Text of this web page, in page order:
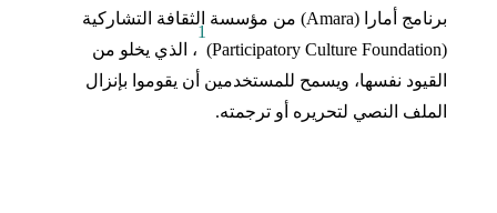
برنامج أمارا (Amara)
من مؤسسة الثقافة التشاركية
(Participatory Culture Foundation)
1
، الذي يخلو من
القيود نفسها، ويسمح للمستخدمين أن يقوموا بإنزال
الملف النصي لتحريره أو ترجمته.